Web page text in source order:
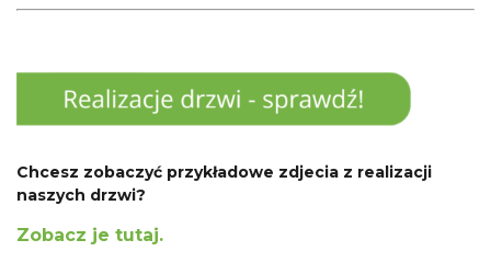
Chcesz zobaczyć przykładowe zdjecia z realizacji
naszych drzwi?
Zobacz je tutaj.